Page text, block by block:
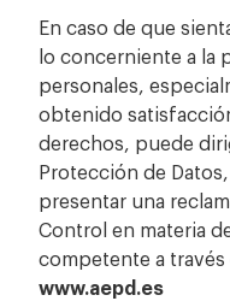
En caso de que
lo concerniente a la
personales,
obtenido
derechos, puede
Protección de
presentar una
Control en materia
competente a
www.aepd.es